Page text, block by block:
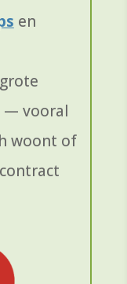
en
— vooral
woont of